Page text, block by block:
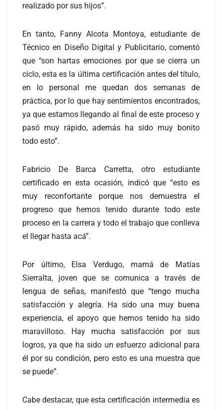
realizado por sus hijos”.
En tanto, Fanny Alcota Montoya, estudiante de
Técnico en Diseño Digital y Publicitario, comentó
que “son hartas emociones por que se cierra un
ciclo, esta es la última certificación antes del título,
en lo personal me quedan dos semanas de
práctica, por lo que hay sentimientos encontrados,
ya que estamos llegando al final de este proceso y
pasó muy rápido, además ha sido muy bonito
todo esto”.
Fabricio De Barca Carretta, otro estudiante
certificado en esta ocasión, indicó que “esto es
muy reconfortante porque nos demuestra el
progreso que hemos tenido durante todo este
proceso en la carrera y todo el trabajo que conlleva
el llegar hasta acá”.
Por último, Elsa Verdugo, mamá de Matías
Sierralta, joven que se comunica a través de
lengua de señas, manifestó que “tengo mucha
satisfacción y alegría. Ha sido una muy buena
experiencia, el apoyo que hemos tenido ha sido
maravilloso. Hay mucha satisfacción por sus
logros, ya que ha sido un esfuerzo adicional para
él por su condición, pero esto es una muestra que
se puede”.
Cabe destacar, que esta certificación intermedia es